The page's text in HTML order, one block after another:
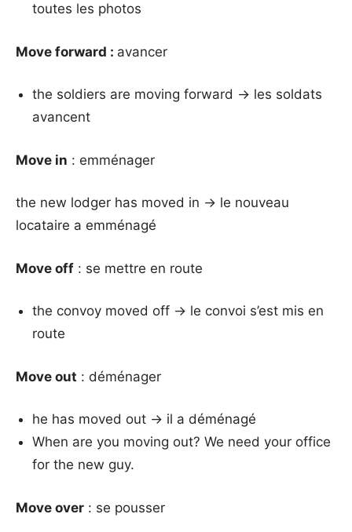
toutes les photos
Move forward : avancer
the soldiers are moving forward → les soldats
avancent
Move in : emménager
the new lodger has moved in → le nouveau
locataire a emménagé
Move off : se mettre en route
the convoy moved off → le convoi s’est mis en
route
Move out : déménager
he has moved out → il a déménagé
When are you moving out? We need your office
for the new guy.
Move over : se pousser